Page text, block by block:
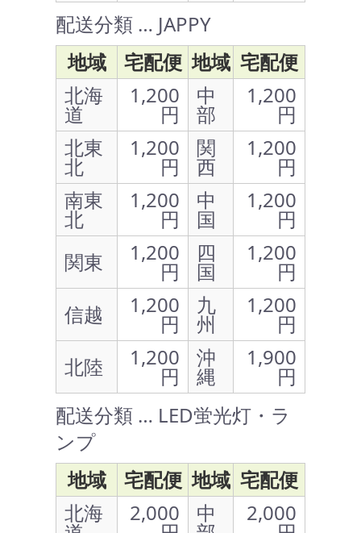
配送分類 … JAPPY
地域
宅配便 地域 宅配便
北海
道
1,200
円
中
部
1,200
円
北東
北
1,200
円
関
西
1,200
円
南東
北
1,200
円
中
国
1,200
円
関東
1,200
円
四
国
1,200
円
信越
1,200
円
九
州
1,200
円
北陸
1,200
円
沖
縄
1,900
円
配送分類 … LED蛍光灯・ラ
ンプ
地域
宅配便 地域 宅配便
北海
2,000 中 2,000